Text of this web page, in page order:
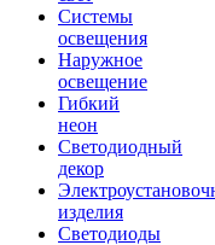
Системы
освещения
Наружное
освещение
Гибкий
неон
Светодиодный
декор
изделия
Светодиоды